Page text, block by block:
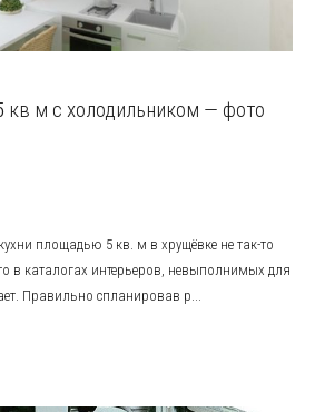
кв м с холодильником — фото
площадью 5 кв. м в хрущёвке не так-то
в каталогах интерьеров, невыполнимых для
Правильно спланировав р...